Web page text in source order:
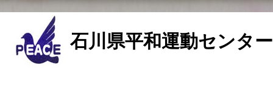
石川県平和運動センタ